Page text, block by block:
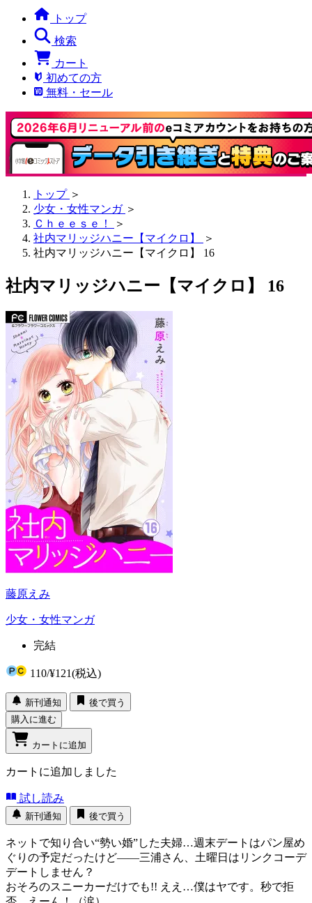
トップ
検索
カート
初めての方
無料・セール
トップ ＞
少女・女性マンガ ＞
Ｃｈｅｅｓｅ！
＞
社内マリッジハニー【マイクロ】
＞
社内マリッジハニー【マイクロ】 16
社内マリッジハニー【マイクロ】 16
藤原えみ
少女・女性マンガ
完結
110/¥121(税込)
新刊通知
後で買う
購入に進む
カートに追加
カートに追加しました
試し読み
新刊通知 後で買う
ネットで知り合い“勢い婚”した夫婦…週末デートはパン屋め
ぐりの予定だったけど――三浦さん、土曜日はリンクコーデ
デートしません？
おそろのスニーカーだけでも!! ええ…僕はヤです。秒で拒